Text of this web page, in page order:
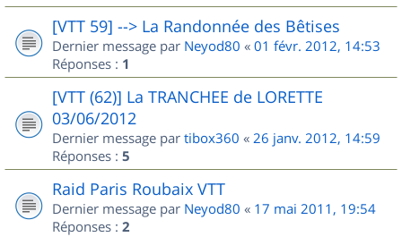
[VTT 59] --> La Randonnée des Bêtises
Dernier message par Neyod80 « 01 févr. 2012, 14:53
Réponses : 1
[VTT (62)] La TRANCHEE de LORETTE
03/06/2012
Dernier message par tibox360 « 26 janv. 2012, 14:59
Réponses : 5
Raid Paris Roubaix VTT
Dernier message par Neyod80 « 17 mai 2011, 19:54
Réponses : 2